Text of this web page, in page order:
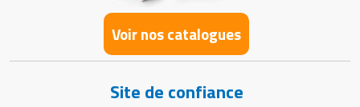
Voir nos catalogues
Site de confiance